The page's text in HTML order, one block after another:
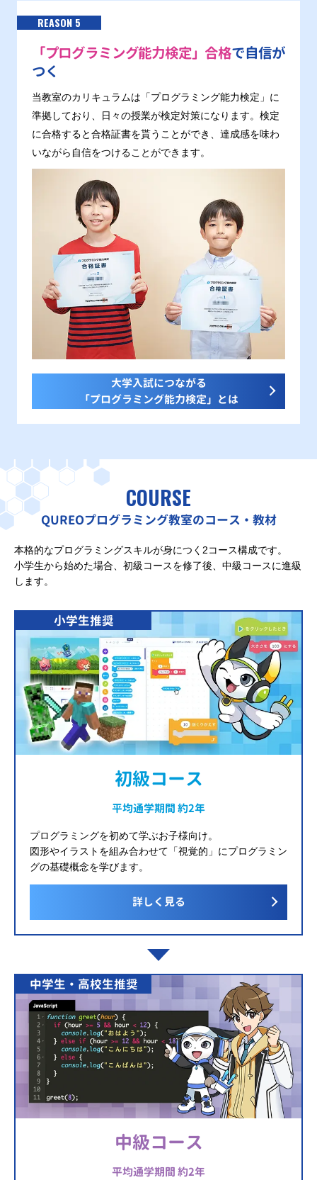
REASON 5
「プログラミング能力検定」合格で自信が
つく
当教室のカリキュラムは「プログラミング能力検定」に
準拠しており、日々の授業が検定対策になります。検定
に合格すると合格証書を貰うことができ、達成感を味わ
いながら自信をつけることができます。
大学入試につながる
「プログラミング能力検定」とは
COURSE
QUREOプログラミング教室のコース・教材
本格的なプログラミングスキルが身につく2コース構成です。
小学生から始めた場合、初級コースを修了後、中級コースに進級
します。
小学生推奨
初級コース
平均通学期間 約2年
プログラミングを初めて学ぶお子様向け。
図形やイラストを組み合わせて「視覚的」にプログラミン
グの基礎概念を学びます。
詳しく見る
中学生・高校生推奨
中級コース
平均通学期間 約2年